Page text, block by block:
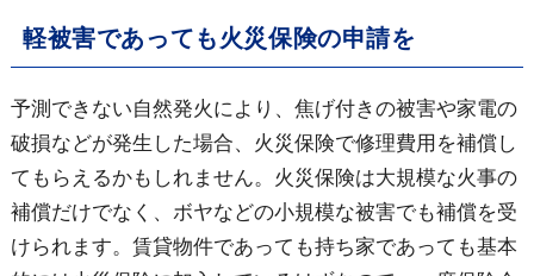
軽被害であっても火災保険の申請を
予測できない自然発火により、焦げ付きの被害や家電の
破損などが発生した場合、火災保険で修理費用を補償し
てもらえるかもしれません。火災保険は大規模な火事の
補償だけでなく、 ボヤなどの小規模な被害でも補償を受
けられます。 賃貸物件であっても持ち家であっても基本